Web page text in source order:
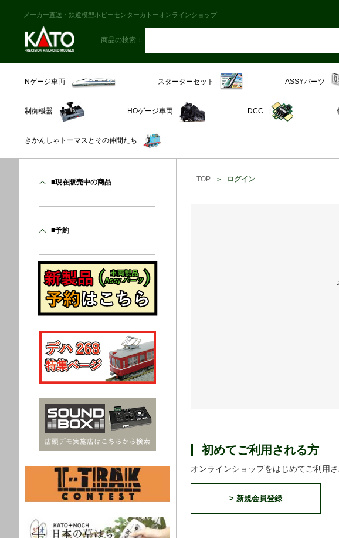
メーカー直送・鉄道模型ホビーセンターカトーオンラインショップ
商品の検索：
Nゲージ車両 スターターセット ASSYパーツ
制御機器 HOゲージ車両 DCC
きかんしゃトーマスとその仲間たち
TOP ログイン
初めてご利用される方
オンラインショップをはじめてご利用
> 新規会員登録
■現在販売中の商品
■予約